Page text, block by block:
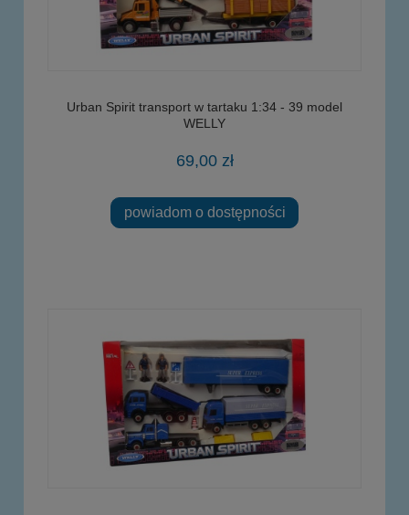
Urban Spirit transport w tartaku 1:34 - 39 model
WELLY
69,00 zł
powiadom o dostępności